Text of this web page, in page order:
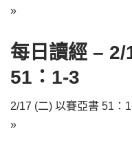
»
每日讀經 –
51：1-3
2/17 (二) 以賽亞書 51
»